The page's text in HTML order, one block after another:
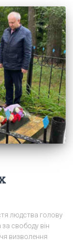
людства голову
свободу він
визволення